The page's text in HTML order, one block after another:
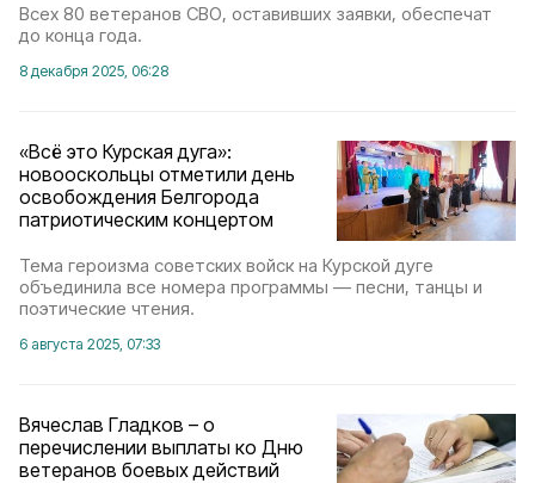
Всех 80 ветеранов СВО, оставивших заявки, обеспечат
до конца года.
8 декабря 2025, 06:28
«Всё это Курская дуга»:
новооскольцы отметили день
освобождения Белгорода
патриотическим концертом
Тема героизма советских войск на Курской дуге
объединила все номера программы — песни, танцы и
поэтические чтения.
6 августа 2025, 07:33
Вячеслав Гладков – о
перечислении выплаты ко Дню
ветеранов боевых действий